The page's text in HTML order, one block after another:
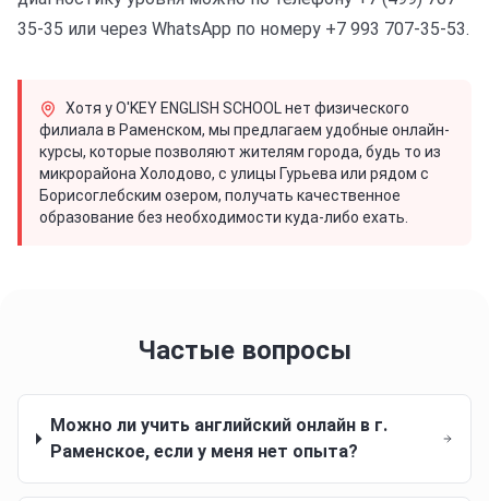
35-35 или через WhatsApp по номеру +7 993 707-35-53.
Хотя у O'KEY ENGLISH SCHOOL нет физического
филиала в Раменском, мы предлагаем удобные онлайн-
курсы, которые позволяют жителям города, будь то из
микрорайона Холодово, с улицы Гурьева или рядом с
Борисоглебским озером, получать качественное
образование без необходимости куда-либо ехать.
Частые вопросы
Можно ли учить английский онлайн в г.
Раменское, если у меня нет опыта?